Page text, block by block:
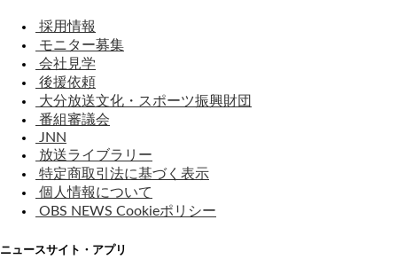
採用情報
モニター募集
会社見学
後援依頼
大分放送文化・スポーツ振興財団
番組審議会
JNN
放送ライブラリー
特定商取引法に基づく表示
個人情報について
OBS NEWS Cookieポリシー
ニュースサイト・アプリ